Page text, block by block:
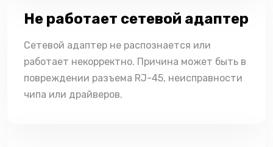
Не работает сетевой адаптер
Сетевой адаптер не распознается или
работает некорректно. Причина может быть в
повреждении разъема RJ-45, неисправности
чипа или драйверов.